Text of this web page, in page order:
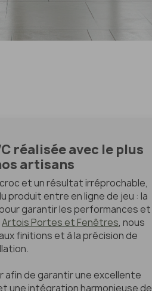
réalisée avec le plus
artisans
et un résultat irréprochable,
produit entre en ligne de jeu : la
garantir les performances et
Artois Portes et Fenêtres, nous
finitions et à la précision de
afin de garantir une excellente
une intégration harmonieuse de